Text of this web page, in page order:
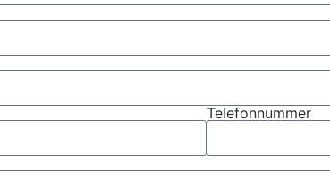
Telefonnummer